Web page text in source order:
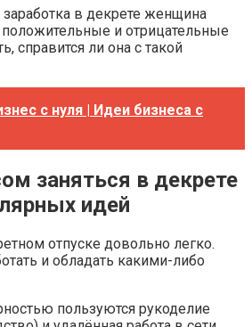
в декрете женщина
и отрицательные
справится ли она с такой
с нуля | Идеи бизнеса с
заняться в декрете
идей
отпуске довольно легко.
и обладать какими-либо
пользуются рукоделие